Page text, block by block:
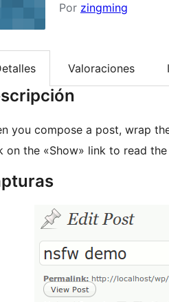
Por zingming
Valoraciones
you compose a post, wrap
on the «Show» link to read